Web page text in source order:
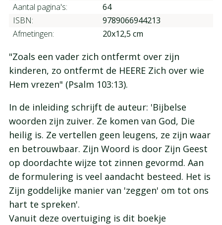
Aantal pagina's:
64
ISBN:
9789066944213
Afmetingen:
20x12,5 cm
"Zoals een vader zich ontfermt over zijn
kinderen, zo ontfermt de HEERE Zich over wie
Hem vrezen" (Psalm 103:13).
In de inleiding schrijft de auteur: 'Bijbelse
woorden zijn zuiver. Ze komen van God, Die
heilig is. Ze vertellen geen leugens, ze zijn waar
en betrouwbaar. Zijn Woord is door Zijn Geest
op doordachte wijze tot zinnen gevormd. Aan
de formulering is veel aandacht besteed. Het is
Zijn goddelijke manier van 'zeggen' om tot ons
hart te spreken'.
Vanuit deze overtuiging is dit boekje